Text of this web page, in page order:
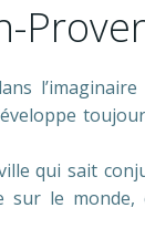
qui sait
sur le monde,